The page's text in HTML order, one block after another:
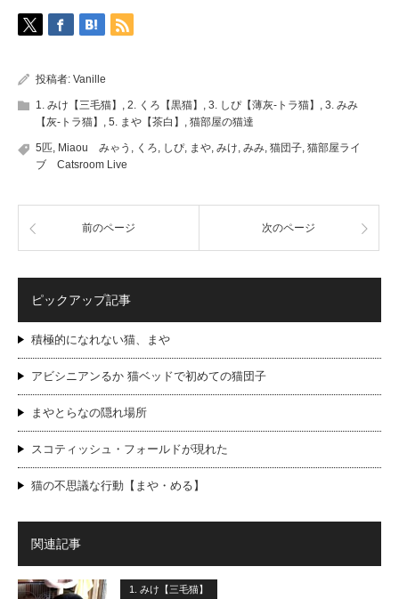
投稿者: Vanille
1. みけ【三毛猫】 2. くろ【黒猫】 3. しぴ【薄灰-トラ猫】
3. みみ
【灰-トラ猫】
5. まや【茶白】 猫部屋の猫達
5匹 Miaou みゃう くろ しぴ, まや みけ みみ 猫団子 猫部屋ライ
ブ Catsroom Live
前のページ 次のページ
ピックアップ記事
積極的になれない猫、まや
アビシニアンるか 猫ベッドで初めての猫団子
まやとらなの隠れ場所
スコティッシュ・フォールドが現れた
猫の不思議な行動【まや・める】
関連記事
1. みけ【三毛猫】